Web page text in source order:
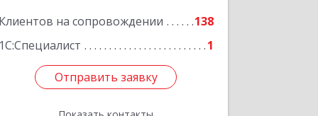
Клиентов на сопровождении
138
1С:Специалист
1
Отправить заявку
Отправить заявку